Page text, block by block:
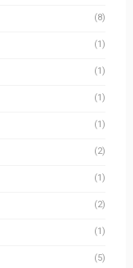
(8)
(1)
(1)
(1)
(1)
(2)
(1)
(2)
(1)
(5)